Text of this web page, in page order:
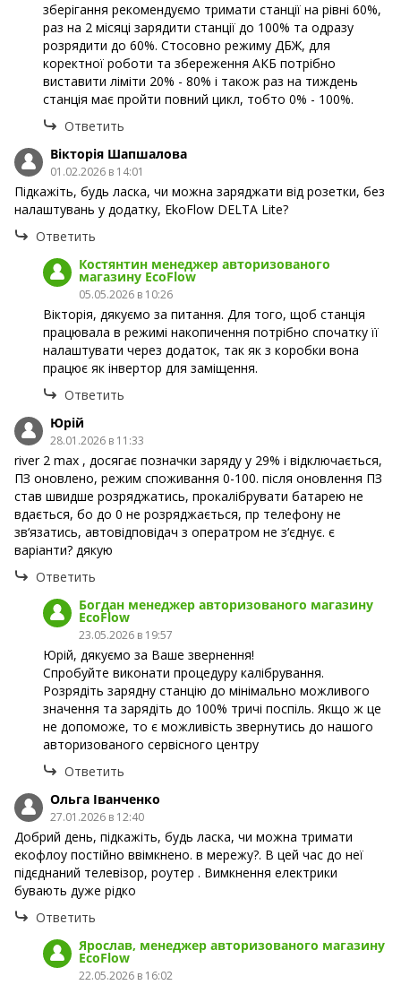
зберігання рекомендуємо тримати станції на рівні 60%,
раз на 2 місяці зарядити станції до 100% та одразу
розрядити до 60%. Стосовно режиму ДБЖ, для
коректної роботи та збереження АКБ потрібно
виставити ліміти 20% - 80% і також раз на тиждень
станція має пройти повний цикл, тобто 0% - 100%.
Ответить
Вікторія Шапшалова
01.02.2026 в 14:01
Підкажіть, будь ласка, чи можна заряджати від розетки, без
налаштувань у додатку, EkoFlow DELTA Lite?
Ответить
Костянтин менеджер авторизованого
магазину EcoFlow
05.05.2026 в 10:26
Вікторія, дякуємо за питання. Для того, щоб станція
працювала в режимі накопичення потрібно спочатку її
налаштувати через додаток, так як з коробки вона
працює як інвертор для заміщення.
Ответить
Юрій
28.01.2026 в 11:33
river 2 max , досягає позначки заряду у 29% і відключається,
ПЗ оновлено, режим споживання 0-100. після оновлення ПЗ
став швидше розряджатись, прокалібрувати батарею не
вдається, бо до 0 не розряджається, пр телефону не
зв‘язатись, автовідповідач з оператром не з‘єднує. є
варіанти? дякую
Ответить
Богдан менеджер авторизованого магазину
EcoFlow
23.05.2026 в 19:57
Юрій, дякуємо за Ваше звернення!
Спробуйте виконати процедуру калібрування.
Розрядіть зарядну станцію до мінімально можливого
значення та зарядіть до 100% тричі поспіль. Якщо ж це
не допоможе, то є можливість звернутись до нашого
авторизованого сервісного центру
Ответить
Ольга Іванченко
27.01.2026 в 12:40
Добрий день, підкажіть, будь ласка, чи можна тримати
екофлоу постійно ввімкнено. в мережу?. В цей час до неї
підєднаний телевізор, роутер . Вимкнення електрики
бувають дуже рідко
Ответить
Ярослав, менеджер авторизованого магазину
EcoFlow
22.05.2026 в 16:02